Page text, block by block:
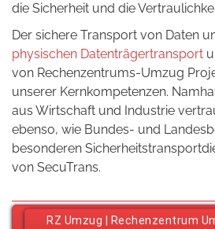
die Sicherheit und die
Der sichere Transport von Daten
physischen Datenträgertransport
von Rechenzentrums-Umzug
unserer Kernkompetenzen.
aus Wirtschaft und Industrie
ebenso, wie Bundes- und
besonderen
von SecuTrans.
RZ Umzug | Rechenzentrum